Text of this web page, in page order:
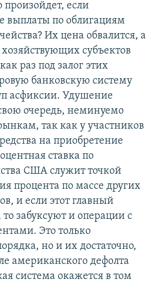
если
выплаты по облигациям
Их цена обвалится, а
субъектов
раз под залог этих
банковскую систему
асфиксии. Удушение
очередь, неминуемо
так как у участников
на приобретение
ставка по
США служит точкой
процента по массе других
и если этот главный
забуксуют и операции с
Это только
но и их достаточно,
американского дефолта
система окажется в том